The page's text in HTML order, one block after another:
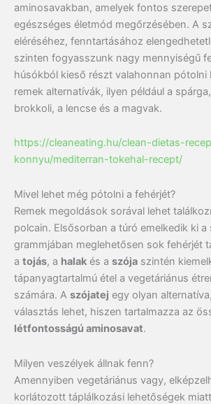
aminosavakban, amelyek fontos
egészséges életmód megőrzésében. A
eléréséhez, fenntartásához
szinten fogyasszunk nagy mennyiségű
húsókból kieső részt valahonnan pótolni
remek alternatívák, ilyen például a
brokkoli, a lencse és a magvak.
https://cleaneating.hu/clean-dietas-
konnyu/mediterran-tokehal-recept/
Mivel lehet még pótolni a fehérjét?
Remek megoldások sorával lehet
polcain. Elsősorban a túró emelkedik ki
grammjában meglehetősen sok fehérjét
a tojás, a halak és a szója szintén
tápanyagtartalmú étel a vegetáriánus
számára. A szójatej egy olyan
választás lehet, hiszen tartalmazza az
létfontosságú aminosavat.
Milyen veszélyek állnak fenn?
Amennyiben vegetáriánus vagy,
korlátozott táplálkozási lehetőségek